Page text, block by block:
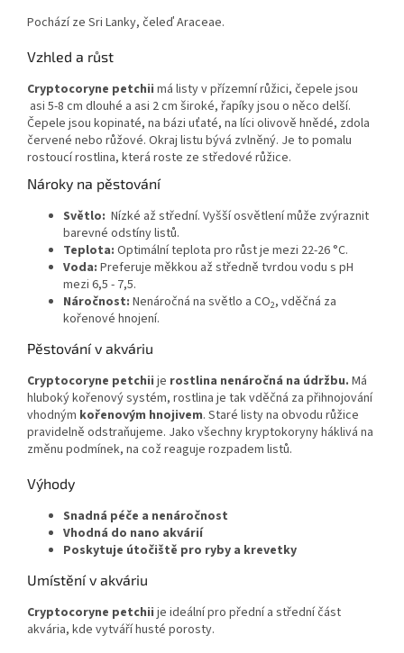
Pochází ze Sri Lanky, čeleď Araceae.
Vzhled a růst
Cryptocoryne petchii má listy v přízemní růžici, čepele jsou
asi 5-8 cm dlouhé a asi 2 cm široké, řapíky jsou o něco delší.
Čepele jsou kopinaté, na bázi uťaté, na líci olivově hnědé, zdola
červené nebo růžové. Okraj listu bývá zvlněný. Je to pomalu
rostoucí rostlina, která roste ze středové růžice.
Nároky na pěstování
Světlo: Nízké až střední. Vyšší osvětlení může zvýraznit
barevné odstíny listů.
Teplota: Optimální teplota pro růst je mezi 22-26 °C.
Voda: Preferuje měkkou až středně tvrdou vodu s pH
mezi 6,5 - 7,5.
Náročnost: Nenáročná na světlo a CO2, vděčná za
kořenové hnojení.
Pěstování v akváriu
Cryptocoryne petchii je rostlina nenáročná na údržbu. Má
hluboký kořenový systém, rostlina je tak vděčná za přihnojování
vhodným kořenovým hnojivem. Staré listy na obvodu růžice
pravidelně odstraňujeme. Jako všechny kryptokoryny háklivá na
změnu podmínek, na což reaguje rozpadem listů.
Výhody
Snadná péče a nenáročnost
Vhodná do nano akvárií
Poskytuje útočiště pro ryby a krevetky
Umístění v akváriu
Cryptocoryne petchii je ideální pro přední a střední část
akvária, kde vytváří husté porosty.